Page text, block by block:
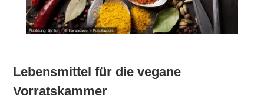
Lebensmittel für die vegane
Vorratskammer